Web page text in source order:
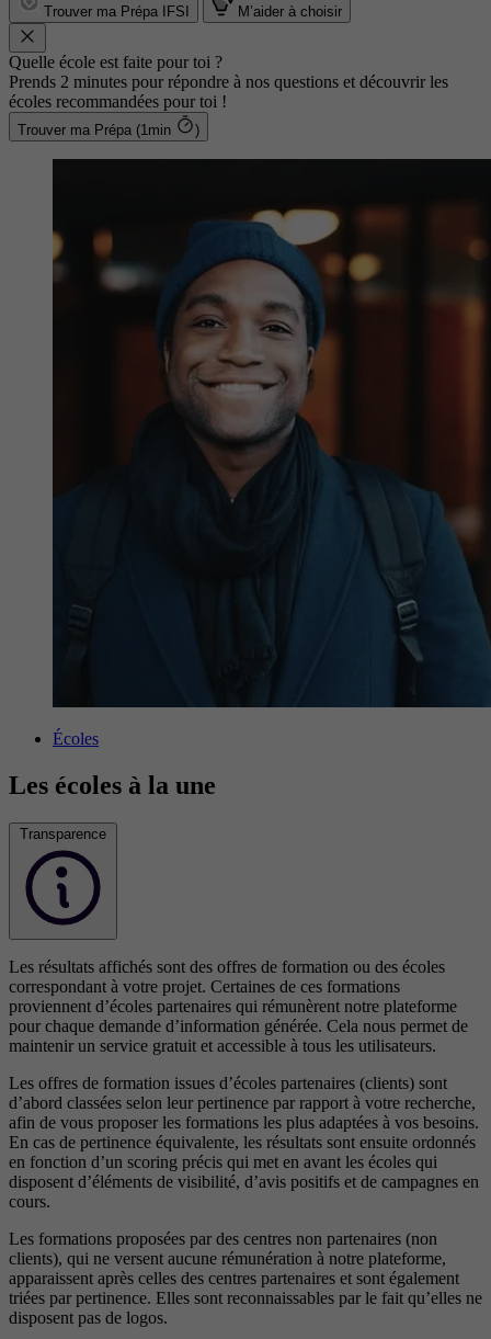
Trouver ma Prépa IFSI M’aider à choisir
Quelle école est faite pour toi ?
Prends 2 minutes pour répondre à nos questions et découvrir les
écoles recommandées pour toi !
Trouver ma Prépa (1min )
Écoles
Les écoles à la une
Transparence
Les résultats affichés sont des offres de formation ou des écoles
correspondant à votre projet. Certaines de ces formations
proviennent d’écoles partenaires qui rémunèrent notre plateforme
pour chaque demande d’information générée. Cela nous permet de
maintenir un service gratuit et accessible à tous les utilisateurs.
Les offres de formation issues d’écoles partenaires (clients) sont
d’abord classées selon leur pertinence par rapport à votre recherche,
afin de vous proposer les formations les plus adaptées à vos besoins.
En cas de pertinence équivalente, les résultats sont ensuite ordonnés
en fonction d’un scoring précis qui met en avant les écoles qui
disposent d’éléments de visibilité, d’avis positifs et de campagnes en
cours.
Les formations proposées par des centres non partenaires (non
clients), qui ne versent aucune rémunération à notre plateforme,
apparaissent après celles des centres partenaires et sont également
triées par pertinence. Elles sont reconnaissables par le fait qu’elles ne
disposent pas de logos.